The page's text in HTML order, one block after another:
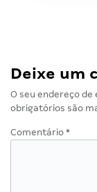
Deixe um
O seu endereço
obrigatórios são
Comentário *